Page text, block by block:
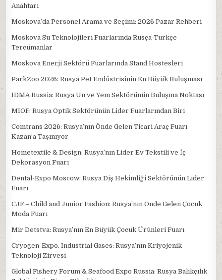
Anahtarı
Moskova’da Personel Arama ve Seçimi: 2026 Pazar Rehberi
Moskova Su Teknolojileri Fuarlarında Rusça-Türkçe
Tercümanlar
Moskova Enerji Sektörü Fuarlarında Stand Hostesleri
ParkZoo 2026: Rusya Pet Endüstrisinin En Büyük Buluşması
IDMA Russia: Rusya Un ve Yem Sektörünün Buluşma Noktası
MIOF: Rusya Optik Sektörünün Lider Fuarlarından Biri
Comtrans 2026: Rusya’nın Önde Gelen Ticari Araç Fuarı
Kazan’a Taşınıyor
Hometextile & Design: Rusya’nın Lider Ev Tekstili ve İç
Dekorasyon Fuarı
Dental-Expo Moscow: Rusya Diş Hekimliği Sektörünün Lider
Fuarı
CJF – Child and Junior Fashion: Rusya’nın Önde Gelen Çocuk
Moda Fuarı
Mir Detstva: Rusya’nın En Büyük Çocuk Ürünleri Fuarı
Cryogen-Expo. Industrial Gases: Rusya’nın Kriyojenik
Teknoloji Zirvesi
Global Fishery Forum & Seafood Expo Russia: Rusya Balıkçılık